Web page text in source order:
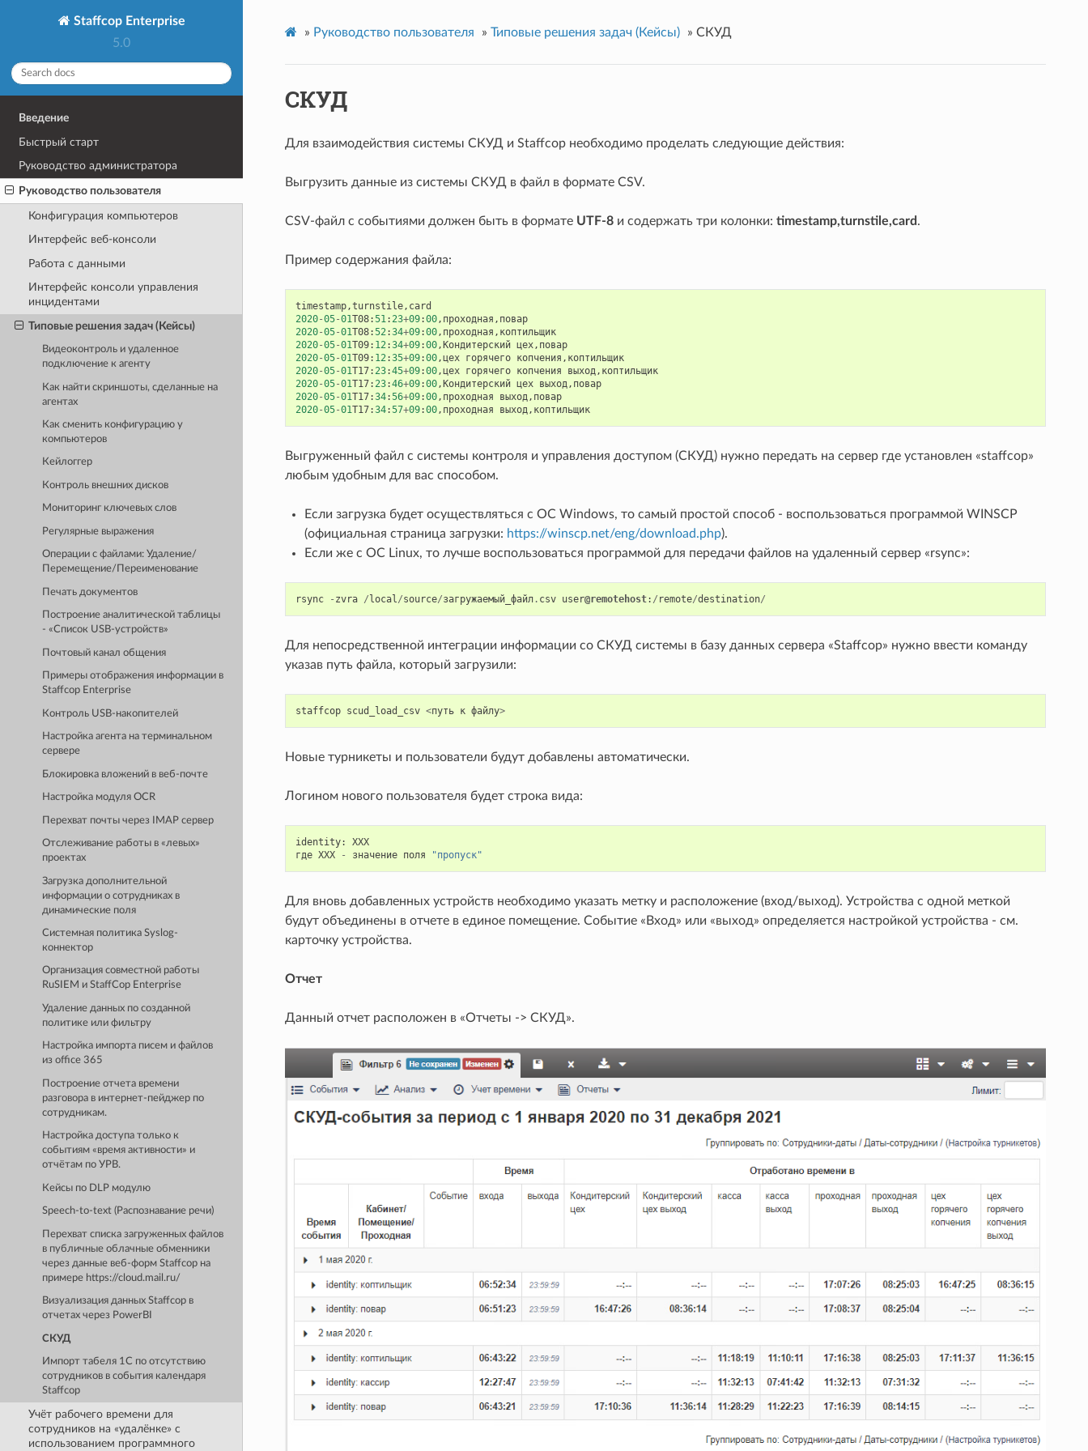
Staffcop Enterprise
5.0
Введение
Быстрый старт
Руководство администратора
Руководство пользователя
Конфигурация компьютеров
Интерфейс веб-консоли
Работа с данными
Интерфейс консоли управления
инцидентами
Типовые решения задач (Кейсы)
Видеоконтроль и удаленное
подключение к агенту
Как найти скриншоты, сделанные на
агентах
Как сменить конфигурацию у
компьютеров
Кейлоггер
Контроль внешних дисков
Мониторинг ключевых слов
Регулярные выражения
Операции с файлами: Удаление/
Перемещение/Переименование
Печать документов
Построение аналитической таблицы
- «Список USB-устройств»
Почтовый канал общения
Примеры отображения информации в
Staffcop Enterprise
Контроль USB-накопителей
Настройка агента на терминальном
сервере
Блокировка вложений в веб-почте
Настройка модуля OCR
Перехват почты через IMAP сервер
Отслеживание работы в «левых»
проектах
Загрузка дополнительной
информации о сотрудниках в
динамические поля
Системная политика Syslog-
коннектор
Организация совместной работы
RuSIEM и StaffCop Enterprise
Удаление данных по созданной
политике или фильтру
Настройка импорта писем и файлов
из office 365
Построение отчета времени
разговора в интернет-пейджер по
сотрудникам.
Настройка доступа только к
событиям «время активности» и
отчётам по УРВ.
Кейсы по DLP модулю
Speech-to-text (Распознавание речи)
Перехват списка загруженных файлов
в публичные облачные обменники
через данные веб-форм Staffcop на
примере https://cloud.mail.ru/
Визуализация данных Staffcop в
отчетах через PowerBI
СКУД
Импорт табеля 1С по отсутствию
сотрудников в события календаря
Staffcop
Учёт рабочего времени для
сотрудников на «удалёнке» с
использованием программного
» Руководство пользователя » Типовые решения задач (Кейсы) » СКУД
СКУД
Для взаимодействия системы СКУД и Staffcop необходимо проделать следующие действия:
Выгрузить данные из системы СКУД в файл в формате CSV.
CSV-файл с событиями должен быть в формате UTF-8и содержать три колонки: timestamp,turnstile,card .
Пример содержания файла:
timestamp,turnstile, card
2020-05-01T08:51:23+09:00, проходная , повар
2020-05-01T08:52:34+09:00, проходная , коптильщик
2020-05-01T09: 12:34+09:00,Кондитерский цех, повар
2020-05-01T09: 12:35+09:00,цех горячего копчения , коптильщик
2020-05-01T17:23:45+09:00,цех горячего копчения выход, коптильщик
2020-05-01T17:23:46+09:00,Кондитерский цех выход, повар
2020-05-01T17:34:56+09:00, проходная выход, повар
2020-05-01T17:34:57+09:00, проходная выход, коптильщик
Выгруженный файл с системы контроля и управления доступом (СКУД) нужно передать на сервер где установлен «staffcop»
любым удобным для вас способом.
Если загрузка будет осуществляться с ОС Windows, то самый простой способ - воспользоваться программой WINSCP
(официальная страница загрузки: https://winscp.net/eng/download.php).
Если же с ОС Linux, то лучше воспользоваться программой для передачи файлов на удаленный сервер «rsync»:
rsync - zvra /local/source/загружаемый_файл. csv user@remotehost: / remote/destination/
Для непосредственной интеграции информации со СКУД системы в базу данных сервера «Staffcop» нужно ввести команду
указав путь файла, который загрузили:
staffcop scud_load_csv <путь к файлу>
Новые турникеты и пользователи будут добавлены автоматически.
Логином нового пользователя будет строка вида:
identity:
XXX
где XXX - значение поля "пропуск"
Для вновь добавленных устройств необходимо указать метку и расположение (вход/выход). Устройства с одной меткой
будут объединены в отчете в единое помещение. Событие «Вход» или «выход» определяется настройкой устройства - см.
карточку устройства.
Отчет
Данный отчет расположен в «Отчеты -> СКУД».